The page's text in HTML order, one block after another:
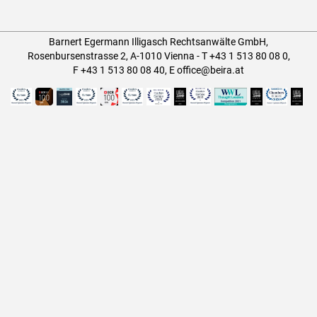
Barnert Egermann Illigasch Rechtsanwälte GmbH,
Rosenbursenstrasse 2, A-1010 Vienna - T+43 1 513 80 08 0,
F +43 1 513 80 08 40, Eoffice@beira.at